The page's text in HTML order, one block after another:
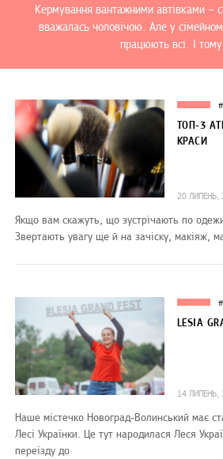
Кермування вантажними автівками –
вважалась чоловічою. Але у
працюють всі. І тому
#
ТОП-3
КРАСИ
20 ЛИПЕНЬ,
Якщо вам скажуть, що зустрічають по
Звертають увагу ще й на зачіску, макіяж,
#
LESIA
14 ЛИПЕНЬ,
Наше містечко Новоград-Волинський має
Лесі Українки. Це тут народилася Леся
переїзду до